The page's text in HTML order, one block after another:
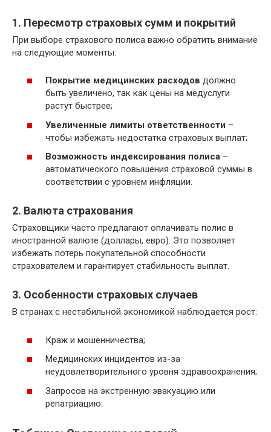
1. Пересмотр страховых сумм и покрытий
При выборе страхового полиса важно обратить внимание
на следующие моменты:
Покрытие медицинских расходов должно
быть увеличено, так как цены на медуслуги
растут быстрее;
Увеличенные лимиты ответственности –
чтобы избежать недостатка страховых выплат;
Возможность индексирования полиса –
автоматического повышения страховой суммы в
соответствии с уровнем инфляции.
2. Валюта страхования
Страховщики часто предлагают оплачивать полис в
иностранной валюте (доллары, евро). Это позволяет
избежать потерь покупательной способности
страхователем и гарантирует стабильность выплат.
3. Особенности страховых случаев
В странах с нестабильной экономикой наблюдается рост:
Краж и мошенничества;
Медицинских инцидентов из-за
неудовлетворительного уровня здравоохранения;
Запросов на экстренную эвакуацию или
репатриацию.